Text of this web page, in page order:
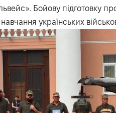
Бойову підготовку
українських